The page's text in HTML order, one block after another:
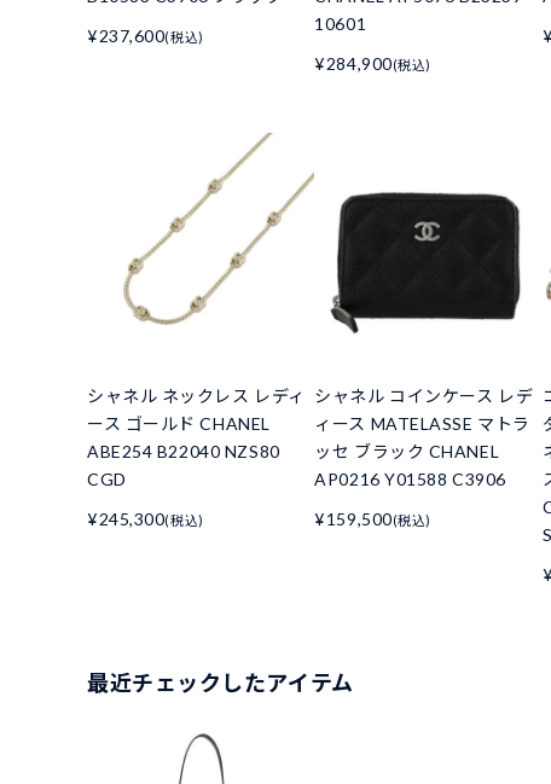
¥237,600(税込)
10601
¥284,900(税込)
シャネル ネックレス レディ
ース ゴールド CHANEL
ABE254 B22040 NZS80
CGD
¥245,300(税込)
シャネル コインケース レデ
ィース MATELASSE マトラ
ッセ ブラック CHANEL
AP0216 Y01588 C3906
¥159,500(税込)
最近チェックしたアイテム